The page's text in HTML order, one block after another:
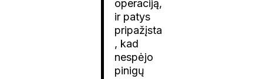
operaciją,
ir patys
pripažįsta
, kad
nespėjo
pinigų